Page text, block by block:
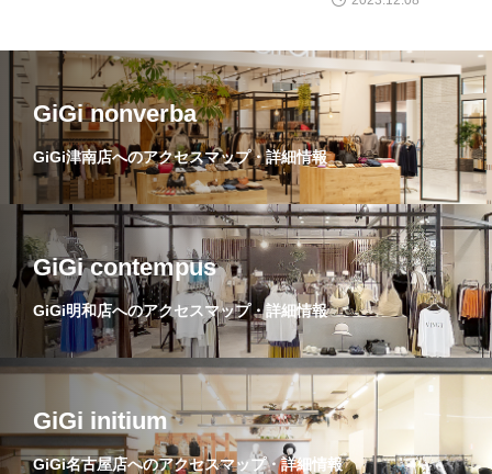
GiGi nonverba
GiGi津南店へのアクセスマップ・詳細情報
GiGi contempus
GiGi明和店へのアクセスマップ・詳細情報
GiGi initium
GiGi名古屋店へのアクセスマップ・詳細情報